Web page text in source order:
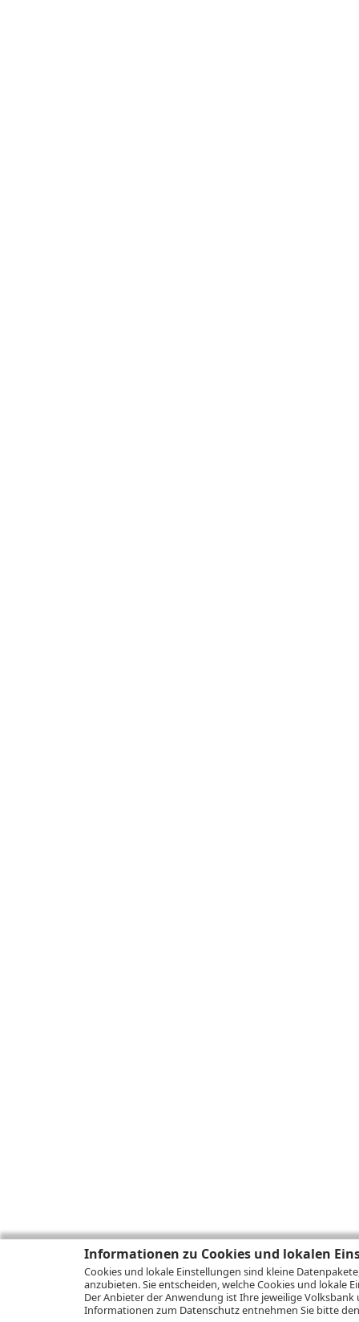
Informationen zu Cookies und lokalen
Cookies und lokale Einstellungen sind kleine
anzubieten. Sie entscheiden, welche Cookies und lokale
Der Anbieter der Anwendung ist Ihre jeweilige Volksbank
Informationen zum Datenschutzentnehmen Sie bitte